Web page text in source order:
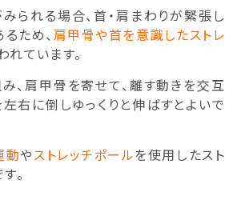
られる場合、首・肩まわりが緊張し
ため、 肩甲骨や首を意識したストレ
ています。
、肩甲骨を寄せて、離す動きを交互
左右に倒しゆっくりと伸ばすとよいで
動やストレッチポールを使用したスト
。